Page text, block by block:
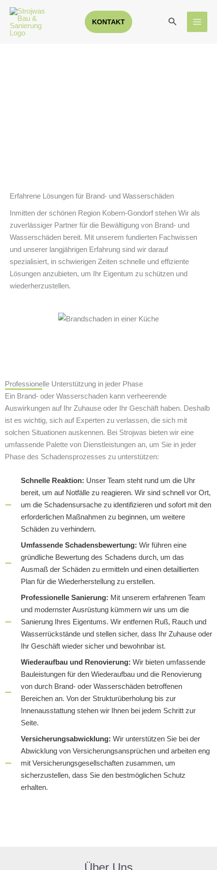
Zum
Inhalt
springen
KONTAKT Suchen
Erfahrene Lösungen für Brand- und Wasserschäden
Inmitten der schönen Region Kobern-Gondorf stehen Wir als
zuverlässiger Partner für die Bewältigung von Brand- und
Wasserschäden bereit. Mit unserem fundierten Fachwissen
und unserer langjährigen Erfahrung sind wir darauf
spezialisiert, in schwierigen Zeiten schnelle und effiziente
Lösungen anzubieten, um Ihr Eigentum zu schützen und
wiederherzustellen.
Professionelle Unterstützung in jeder Phase
Ein Brand- oder Wasserschaden kann verheerende
Auswirkungen auf Ihr Zuhause oder Ihr Geschäft haben. Deshalb
ist es wichtig, sich auf Experten zu verlassen, die sich mit
solchen Situationen auskennen. Bei Strojwas bieten wir eine
umfassende Palette von Dienstleistungen an, um Sie in jeder
Phase des Schadensprozesses zu unterstützen:
Schnelle Reaktion: Unser Team steht rund um die Uhr
bereit, um auf Notfälle zu reagieren. Wir sind schnell vor Ort,
um die Schadensursache zu identifizieren und sofort mit den
erforderlichen Maßnahmen zu beginnen, um weitere
Schäden zu verhindern.
Umfassende Schadensbewertung: Wir führen eine
gründliche Bewertung des Schadens durch, um das
Ausmaß der Schäden zu ermitteln und einen detaillierten
Plan für die Wiederherstellung zu erstellen.
Professionelle Sanierung: Mit unserem erfahrenen Team
und modernster Ausrüstung kümmern wir uns um die
Sanierung Ihres Eigentums. Wir entfernen Ruß, Rauch und
Wasserrückstände und stellen sicher, dass Ihr Zuhause oder
Ihr Geschäft wieder sicher und bewohnbar ist.
Wiederaufbau und Renovierung: Wir bieten umfassende
Bauleistungen für den Wiederaufbau und die Renovierung
von durch Brand- oder Wasserschäden betroffenen
Bereichen an. Von der Strukturüberholung bis zur
Innenausstattung stehen wir Ihnen bei jedem Schritt zur
Seite.
Versicherungsabwicklung: Wir unterstützen Sie bei der
Abwicklung von Versicherungsansprüchen und arbeiten eng
mit Versicherungsgesellschaften zusammen, um
sicherzustellen, dass Sie den bestmöglichen Schutz
erhalten.
Über Uns